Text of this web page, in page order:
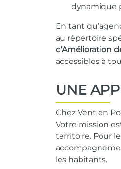
dynamique
En tant
au répertoire
d’Amélioration
accessibles à
UNE
Chez Vent en
Votre mission
territoire. Pour
les habitants.